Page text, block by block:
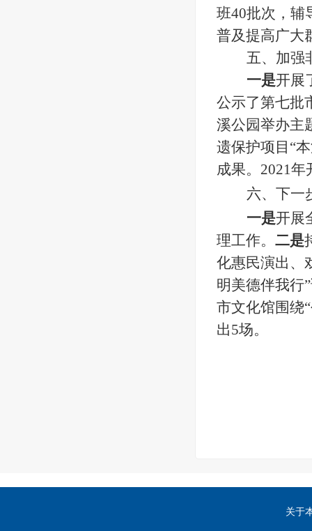
班40批次，辅
普及提高广大
五、加强
一是开展
公示了第七批
溪公园举办主
遗保护项目“
成果。2021
六、下一
一是开展
理工作。 二是
化惠民演出、
明美德伴我行
市文化馆围绕
出5场。
关于